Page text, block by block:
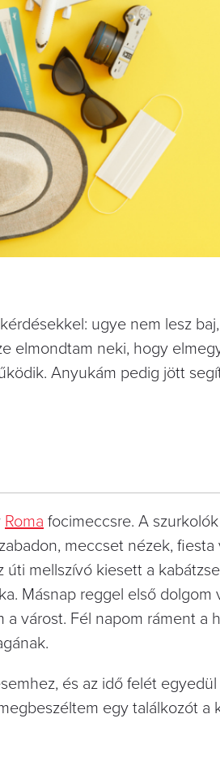
ugye nem lesz
elmondtam neki, hogy
Anyukám pedig jött
Roma focimeccsre. A
meccset nézek, fiesta
mellszívó kiesett a
Másnap reggel első dolgom
várost. Fél napom ráment a
és az idő felét
egy találkozót a